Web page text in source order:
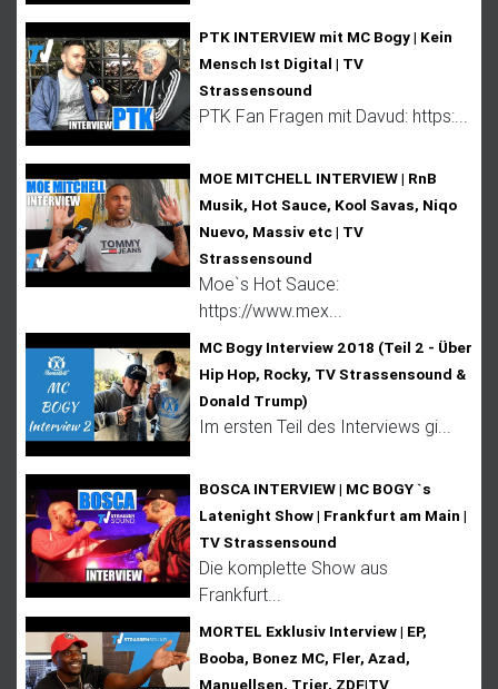
PTK INTERVIEW mit MC Bogy | Kein
Mensch Ist Digital | TV
Strassensound
PTK Fan Fragen mit Davud: https:...
MOE MITCHELL INTERVIEW | RnB
Musik, Hot Sauce, Kool Savas, Niqo
Nuevo, Massiv etc | TV
Strassensound
Moe`s Hot Sauce:
https://www.mex...
MC Bogy Interview 2018 (Teil 2 - Über
Hip Hop, Rocky, TV Strassensound &
Donald Trump)
Im ersten Teil des Interviews gi...
BOSCA INTERVIEW | MC BOGY `s
Latenight Show | Frankfurt am Main |
TV Strassensound
Die komplette Show aus
Frankfurt...
MORTEL Exklusiv Interview | EP,
Booba, Bonez MC, Fler, Azad,
Manuellsen, Trier, ZDF|TV